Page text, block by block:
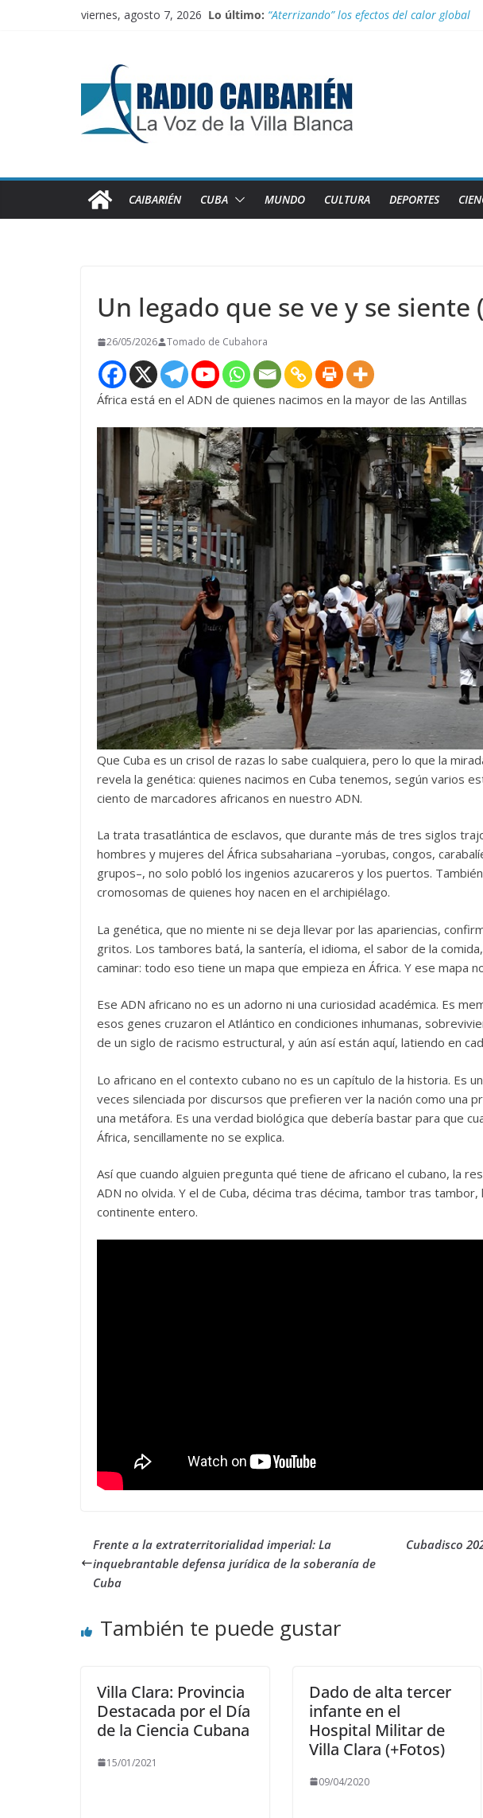
viernes, agosto 7, 2026 Lo último: “Aterrizando” los efectos del calor global
Información oficial con nombres de los 2
Irán entra entre los diez países con más
CAIBARIÉN CUBA MUNDO CULTURA DEPORTES
Un legado que se ve y se siente
26/05/2026 Tomado de Cubahora
África está en el ADN de quienes nacimos en la mayor de las Antillas
Que Cuba es un crisol de razas lo sabe cualquiera, pero lo que la
revela la genética: quienes nacimos en Cuba tenemos, según varios
ciento de marcadores africanos en nuestro ADN.
La trata trasatlántica de esclavos, que durante más de tres siglos
hombres y mujeres del África subsahariana –yorubas, congos,
grupos–, no solo pobló los ingenios azucareros y los puertos.
cromosomas de quienes hoy nacen en el archipiélago.
La genética, que no miente ni se deja llevar por las apariencias,
gritos. Los tambores batá, la santería, el idioma, el sabor de la
caminar: todo eso tiene un mapa que empieza en África. Y ese mapa
Ese ADN africano no es un adorno ni una curiosidad académica. Es
esos genes cruzaron el Atlántico en condiciones inhumanas,
de un siglo de racismo estructural, y aún así están aquí, latiendo en
Lo africano en el contexto cubano no es un capítulo de la historia. Es
veces silenciada por discursos que prefieren ver la nación como una
una metáfora. Es una verdad biológica que debería bastar para que
África, sencillamente no se explica.
Así que cuando alguien pregunta qué tiene de africano el cubano, la
ADN no olvida. Y el de Cuba, décima tras décima, tambor tras
continente entero.
Frente a la extraterritorialidad imperial: La
inquebrantable defensa jurídica de la soberanía de
Cuba
Cubadisco
También te puede gustar
Villa Clara: Provincia
Destacada por el Día
de la Ciencia Cubana
15/01/2021
Dado de alta tercer
infante en el
Hospital Militar de
Villa Clara (+Fotos)
09/04/2020